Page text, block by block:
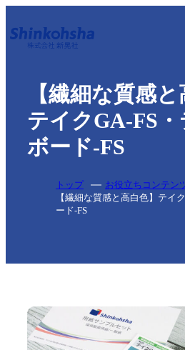
【繊細な質感と
テイクGA-FS
ボード-FS
トップ
お役立ちコンテン
【繊細な質感と高白色】テイ
ード-FS